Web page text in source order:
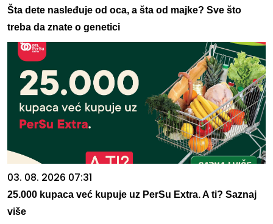
Šta dete nasleđuje od oca, a šta od majke? Sve što
treba da znate o genetici
03. 08. 2026 07:31
25.000 kupaca već kupuje uz PerSu Extra. A ti? Saznaj
više